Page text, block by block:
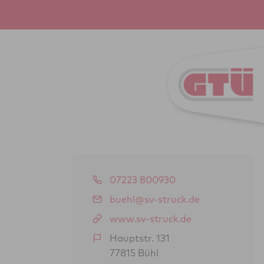
07223 800930
buehl@sv-struck.de
www.sv-struck.de
Hauptstr. 131
77815 Bühl